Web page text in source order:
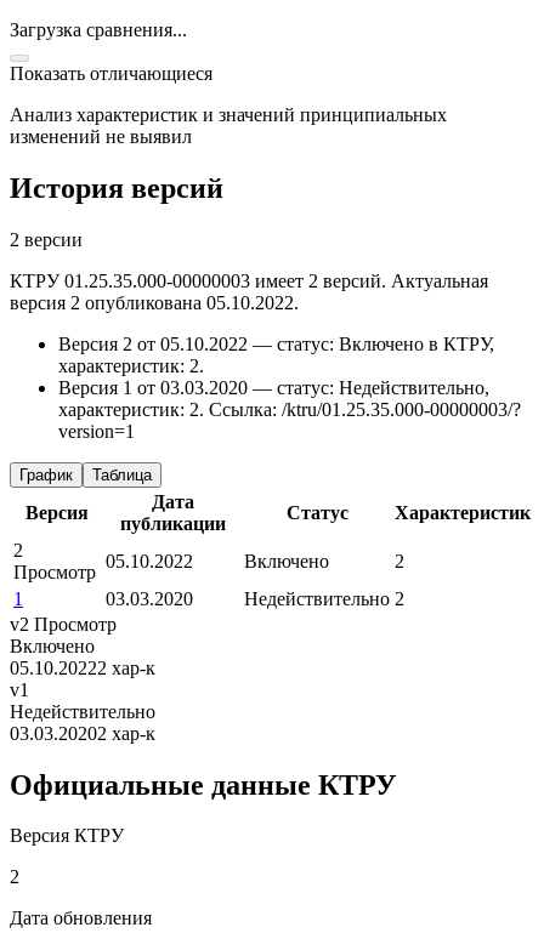
Загрузка сравнения...
Показать отличающиеся
Анализ характеристик и значений принципиальных
изменений не выявил
История версий
2 версии
КТРУ 01.25.35.000-00000003 имеет 2 версий. Актуальная
версия 2 опубликована 05.10.2022.
Версия 2 от 05.10.2022 — статус: Включено в КТРУ,
характеристик: 2.
Версия 1 от 03.03.2020 — статус: Недействительно,
характеристик: 2. Ссылка: /ktru/01.25.35.000-00000003/?
version=1
График Таблица
Версия
Дата
публикации
Статус
Характеристик
2
Просмотр
05.10.2022 Включено
2
1
03.03.2020 Недействительно 2
v2 Просмотр
Включено
05.10.20222 хар-к
v1
Недействительно
03.03.20202 хар-к
Официальные данные КТРУ
Версия КТРУ
2
Дата обновления